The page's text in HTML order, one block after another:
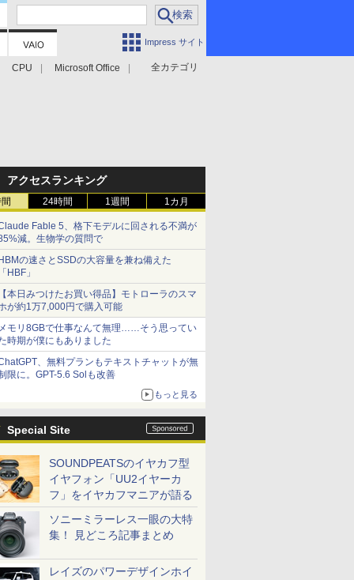
Impress サイト
全カテゴリ
CPU Microsoft Office
アクセスランキング
24時間 1週間 1カ月
Fable 5、格下モデルに回される不満が
減。生物学の質問で
の速さとSSDの大容量を兼ね備えた
HBF」
本日みつけたお買い得品】モトローラのスマ
が約1万7,000円で購入可能
モリ8GBで仕事なんて無理……そう思ってい
時期が僕にもありました
、無料プランもテキストチャットが無
限に。GPT-5.6 Solも改善
もっと見る
Special Site
SOUNDPEATSのイヤカフ型
イヤフォン「UU2イヤーカ
フ」をイヤカフマニアが語る
ソニーミラーレス一眼の大特
集！ 見どころ記事まとめ
レイズのパワーデザインホイ